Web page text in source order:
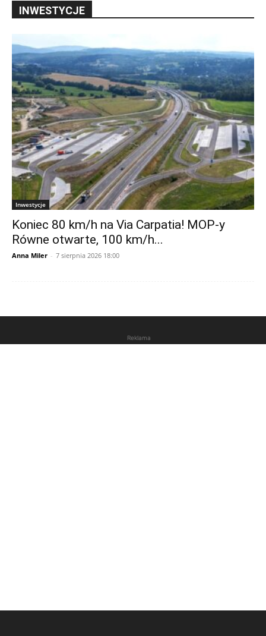
INWESTYCJE
Inwestycje
Koniec 80 km/h na Via Carpatia! MOP-y
Równe otwarte, 100 km/h...
Anna Miler - 7 sierpnia 2026 18:00
Reklama